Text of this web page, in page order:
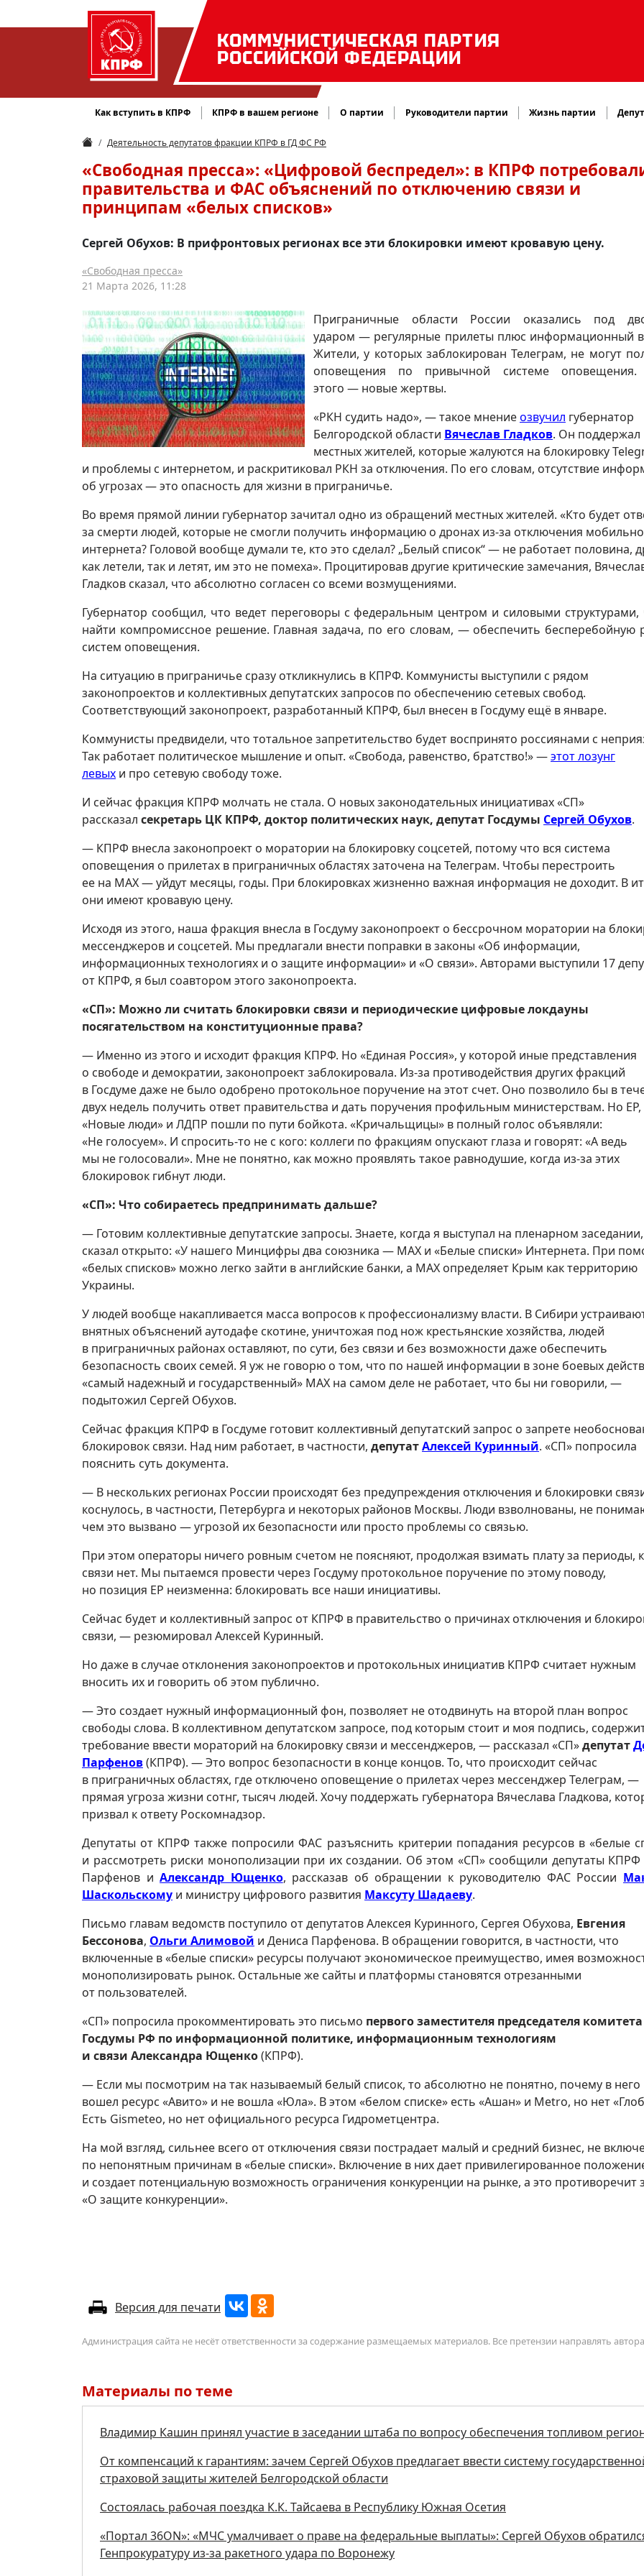
КОММУНИСТИЧЕСКАЯ ПАРТИЯ
РОССИЙСКОЙ ФЕДЕРАЦИИ
Как вступить в КПРФ КПРФ в вашем регионе О партии Руководители партии Жизнь партии
Деятельность депутатов фракции КПРФ в ГД ФС РФ
«Свободная пресса»: «Цифровой беспредел»: в КПРФ
правительства и ФАС объяснений по отключению связи и
принципам «белых списков»
Сергей Обухов: В прифронтовых регионах все эти блокировки имеют кровавую цену.
«Свободная пресса»
21 Марта 2026, 11:28
Приграничные области России оказались под
ударом — регулярные прилеты плюс информационный
Жители, у которых заблокирован Телеграм, не могут
оповещения по привычной системе оповещения.
этого — новые жертвы.
«РКН судить надо», — такое мнениеозвучил губернатор
Белгородской области Вячеслав Гладков. Он поддержал
местных жителей, которые жалуются на блокировку
и проблемы с интернетом, и раскритиковал РКН за отключения. По его словам, отсутствие
об угрозах — это опасность для жизни в приграничье.
Во время прямой линии губернатор зачитал одно из обращений местных жителей. «Кто будет
за смерти людей, которые не смогли получить информацию о дронах из-за отключения
интернета? Головой вообще думали те, кто это сделал? „Белый список“ — не работает половина,
как летели, так и летят, им это не помеха». Процитировав другие критические замечания,
Гладков сказал, что абсолютно согласен со всеми возмущениями.
Губернатор сообщил, что ведет переговоры с федеральным центром и силовыми структурами,
найти компромиссное решение. Главная задача, по его словам, — обеспечить бесперебойную
систем оповещения.
На ситуацию в приграничье сразу откликнулись в КПРФ. Коммунисты выступили с рядом
законопроектов и коллективных депутатских запросов по обеспечению сетевых свобод.
Соответствующий законопроект, разработанный КПРФ, был внесен в Госдуму ещё в январе.
Коммунисты предвидели, что тотальное запретительство будет воспринято россиянами с
Так работает политическое мышление и опыт. «Свобода, равенство, братство!» —этот лозунг
левых и про сетевую свободу тоже.
И сейчас фракция КПРФ молчать не стала. О новых законодательных инициативах «СП»
рассказал секретарь ЦК КПРФ, доктор политических наук, депутат Госдумы Сергей Обухов.
— КПРФ внесла законопроект о моратории на блокировку соцсетей, потому что вся система
оповещения о прилетах в приграничных областях заточена на Телеграм. Чтобы перестроить
ее на MAX — уйдут месяцы, годы. При блокировках жизненно важная информация не доходит. В
они имеют кровавую цену.
Исходя из этого, наша фракция внесла в Госдуму законопроект о бессрочном моратории на
мессенджеров и соцсетей. Мы предлагали внести поправки в законы «Об информации,
информационных технологиях и о защите информации» и «О связи». Авторами выступили 17
от КПРФ, я был соавтором этого законопроекта.
«СП»: Можно ли считать блокировки связи и периодические цифровые локдауны
посягательством на конституционные права?
— Именно из этого и исходит фракция КПРФ. Но «Единая Россия», у которой иные представления
о свободе и демократии, законопроект заблокировала. Из-за противодействия других фракций
в Госдуме даже не было одобрено протокольное поручение на этот счет. Оно позволило бы в
двух недель получить ответ правительства и дать поручения профильным министерствам. Но ЕР,
«Новые люди» и ЛДПР пошли по пути бойкота. «Кричальщицы» в полный голос объявляли:
«Не голосуем». И спросить-то не с кого: коллеги по фракциям опускают глаза и говорят: «А ведь
мы не голосовали». Мне не понятно, как можно проявлять такое равнодушие, когда из-за этих
блокировок гибнут люди.
«СП»: Что собираетесь предпринимать дальше?
— Готовим коллективные депутатские запросы. Знаете, когда я выступал на пленарном заседании,
сказал открыто: «У нашего Минцифры два союзника — MAX и «Белые списки» Интернета. При
«белых списков» можно легко зайти в английские банки, а MAX определяет Крым как территорию
Украины.
У людей вообще накапливается масса вопросов к профессионализму власти. В Сибири
внятных объяснений аутодафе скотине, уничтожая под нож крестьянские хозяйства, людей
в приграничных районах оставляют, по сути, без связи и без возможности даже обеспечить
безопасность своих семей. Я уж не говорю о том, что по нашей информации в зоне боевых
«самый надежный и государственный» MAX на самом деле не работает, что бы ни говорили, —
подытожил Сергей Обухов.
Сейчас фракция КПРФ в Госдуме готовит коллективный депутатский запрос о запрете
блокировок связи. Над ним работает, в частности, депутатАлексей Куринный. «СП» попросила
пояснить суть документа.
— В нескольких регионах России происходят без предупреждения отключения и блокировки
коснулось, в частности, Петербурга и некоторых районов Москвы. Люди взволнованы, не
чем это вызвано — угрозой их безопасности или просто проблемы со связью.
При этом операторы ничего ровным счетом не поясняют, продолжая взимать плату за периоды,
связи нет. Мы пытаемся провести через Госдуму протокольное поручение по этому поводу,
но позиция ЕР неизменна: блокировать все наши инициативы.
Сейчас будет и коллективный запрос от КПРФ в правительство о причинах отключения и
связи, — резюмировал Алексей Куринный.
Но даже в случае отклонения законопроектов и протокольных инициатив КПРФ считает нужным
вносить их и говорить об этом публично.
— Это создает нужный информационный фон, позволяет не отодвинуть на второй план вопрос
свободы слова. В коллективном депутатском запросе, под которым стоит и моя подпись,
требование ввести мораторий на блокировку связи и мессенджеров, — рассказал «СП»депутат
Парфенов(КПРФ). — Это вопрос безопасности в конце концов. То, что происходит сейчас
в приграничных областях, где отключено оповещение о прилетах через мессенджер Телеграм, —
прямая угроза жизни сотнг, тысяч людей. Хочу поддержать губернатора Вячеслава Гладкова,
призвал к ответу Роскомнадзор.
Депутаты от КПРФ также попросили ФАС разъяснить критерии попадания ресурсов в «белые
и рассмотреть риски монополизации при их создании. Об этом «СП» сообщили депутаты КПРФ
Парфенов иАлександр Ющенко, рассказав об обращении к руководителю ФАС России
Шаскольскому и министру цифрового развития Максуту Шадаеву.
Письмо главам ведомств поступило от депутатов Алексея Куринного, Сергея Обухова, Евгения
Бессонова, Ольги Алимовой и Дениса Парфенова. В обращении говорится, в частности, что
включенные в «белые списки» ресурсы получают экономическое преимущество, имея
монополизировать рынок. Остальные же сайты и платформы становятся отрезанными
от пользователей.
«СП» попросила прокомментировать это письмо первого заместителя председателя комитета
Госдумы РФ по информационной политике, информационным технологиям
и связи Александра Ющенко(КПРФ).
— Если мы посмотрим на так называемый белый список, то абсолютно не понятно, почему в него
вошел ресурс «Авито» и не вошла «Юла». В этом «белом списке» есть «Ашан» и Metro, но нет
Есть Gismeteo, но нет официального ресурса Гидрометцентра.
На мой взгляд, сильнее всего от отключения связи пострадает малый и средний бизнес, не
по непонятным причинам в «белые списки». Включение в них дает привилегированное
и создает потенциальную возможность ограничения конкуренции на рынке, а это противоречит
«О защите конкуренции».
Версия для печати
Администрация сайта не несёт ответственности за содержание размещаемых материалов. Все претензии направлять
Материалы по теме
Владимир Кашин принял участие в заседании штаба по вопросу обеспечения топливом
От компенсаций к гарантиям: зачем Сергей Обухов предлагает ввести систему
страховой защиты жителей Белгородской области
Состоялась рабочая поездка К.К. Тайсаева в Республику Южная Осетия
«Портал 36ON»: «МЧС умалчивает о праве на федеральные выплаты»: Сергей Обухов
Генпрокуратуру из-за ракетного удара по Воронежу